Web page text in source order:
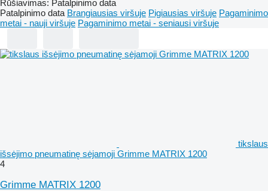
Rūšiavimas: Patalpinimo data
Patalpinimo data Brangiausias viršuje Pigiausias viršuje Pagaminimo
metai - nauji viršuje Pagaminimo metai - seniausi viršuje
tikslaus
išsėjimo pneumatinę sėjamoji Grimme MATRIX 1200
4
Grimme MATRIX 1200